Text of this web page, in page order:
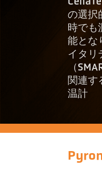
の選択
時でも
能とな
イタリ
（
関連す
温計